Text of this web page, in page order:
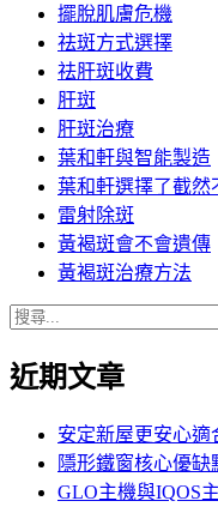
擺脫肌膚危機
祛斑方式選擇
祛肝斑收費
肝斑
肝斑治療
葉和軒與智能製造
葉和軒選擇了截然
雷射除斑
黃褐斑會不會遺傳
黃褐斑治療方法
搜
關
近期文章
安定新屋更安心
隱形鐵窗核心優
GLO主機與IQOS